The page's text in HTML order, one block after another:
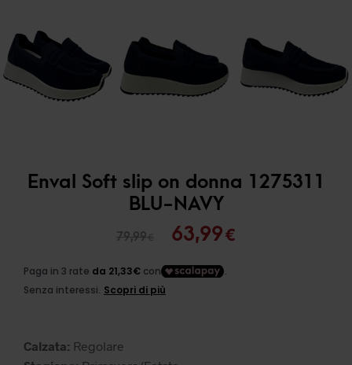
Enval Soft slip on donna 1275311
BLU-NAVY
79,99€
Il
originale
63,99€
Calzata: Regolare